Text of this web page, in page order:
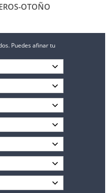
OTOÑO
Puedes afinar tu